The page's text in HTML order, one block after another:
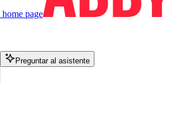
home page
Preguntar al asistente